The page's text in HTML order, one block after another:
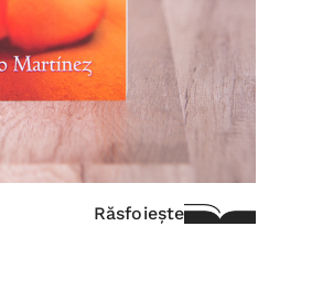
Răsfoiește